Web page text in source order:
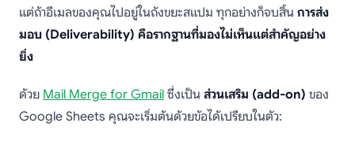
แต่ถ้าอีเมลของคุณไปอยู่ในถังขยะสแปม ทุกอย่างก็จบสิ้น การส่ง
มอบ (Deliverability) คือรากฐานที่มองไม่เห็นแต่สำคัญอย่าง
ยิ่ง
ด้วย Mail Merge for Gmail ซึ่งเป็น ส่วนเสริม (add-on) ของ
Google Sheets คุณจะเริ่มต้นด้วยข้อได้เปรียบในตัว: